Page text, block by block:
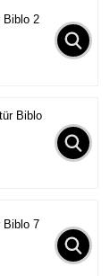
Biblo 2
Biblo
Biblo 7